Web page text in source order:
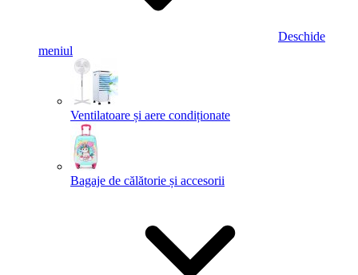
Deschide
meniul
Ventilatoare și aere condiționate
Bagaje de călătorie și accesorii